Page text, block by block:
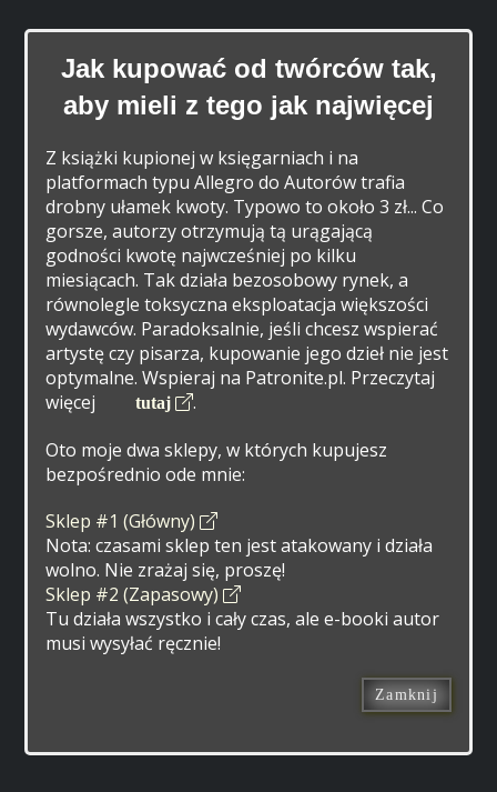
Jak kupować od twórców tak,
aby mieli z tego jak najwięcej
Z książki kupionej w księgarniach i na
platformach typu Allegro do Autorów trafia
drobny ułamek kwoty. Typowo to około 3 zł... Co
gorsze, autorzy otrzymują tą urągającą
godności kwotę najwcześniej po kilku
miesiącach. Tak działa bezosobowy rynek, a
równolegle toksyczna eksploatacja większości
wydawców. Paradoksalnie, jeśli chcesz wspierać
artystę czy pisarza, kupowanie jego dzieł nie jest
optymalne. Wspieraj na Patronite.pl. Przeczytaj
więcej
tutaj
.
Oto moje dwa sklepy, w których kupujesz
bezpośrednio ode mnie:
Sklep #1 (Główny)
Nota: czasami sklep ten jest atakowany i działa
wolno. Nie zrażaj się, proszę!
Sklep #2 (Zapasowy)
Tu działa wszystko i cały czas, ale e-booki autor
musi wysyłać ręcznie!
Zamknij